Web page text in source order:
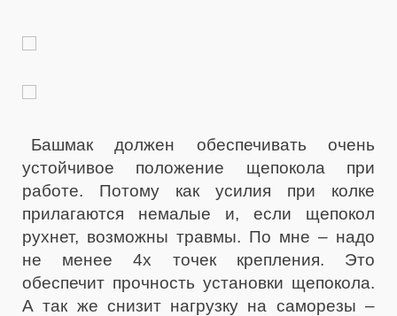
Башмак должен обеспечивать очень
устойчивое положение щепокола при
работе. Потому как усилия при колке
прилагаются немалые и, если щепокол
рухнет, возможны травмы. По мне – надо
не менее 4х точек крепления. Это
обеспечит прочность установки щепокола.
А так же снизит нагрузку на саморезы –